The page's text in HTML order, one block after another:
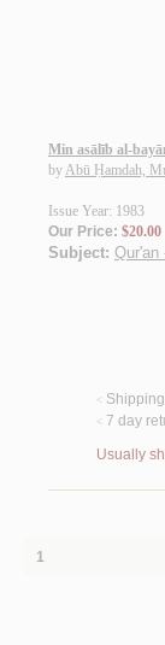
Min asālīb al-
byAbū Ḥamdah,
Issue Year: 1983
Our Price: $20.00
Subject: Qur'an
<
< 7 day
Usually
1